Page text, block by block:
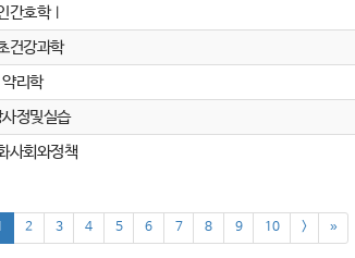
간호학Ⅰ
건강과학
약리학
정및실습
사회와정책
2 3 4 5 6 7 8 9 10 > »